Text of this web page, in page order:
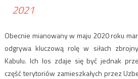
2021
Obecnie mianowany w maju 2020 roku
odgrywa kluczową rolę w siłach
Kabulu. Ich los zdaje się być jednak
część terytoriów zamieszkałych przez